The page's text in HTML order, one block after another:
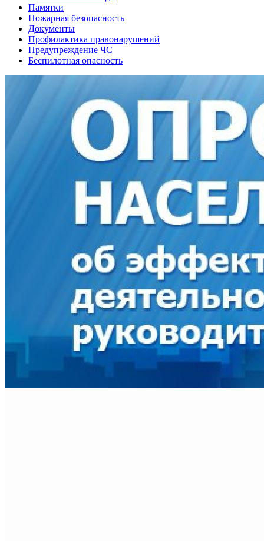
Памятки
Пожарная безопасность
Документы
Профилактика правонарушений
Предупреждение ЧС
Беспилотная опасность